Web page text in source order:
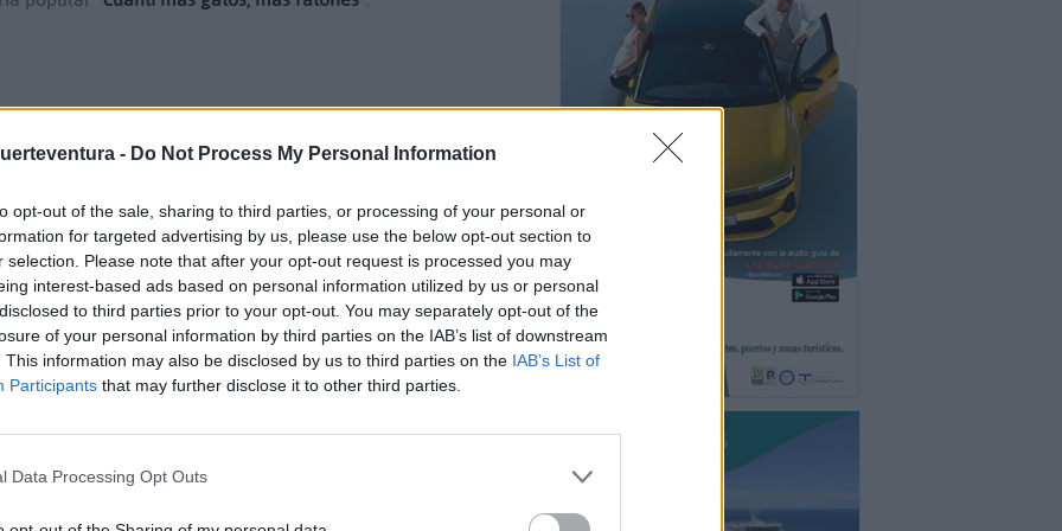
- Do Not Process My Personal Information
opt-out of the sale, sharing to third parties, or processing of your personal or
for targeted advertising by us, please use the below opt-out section to
selection. Please note that after your opt-out request is processed you may
interest-based ads based on personal information utilized by us or personal
to third parties prior to your opt-out. You may separately opt-out of the
of your personal information by third parties on the IAB’s list of downstream
This information may also be disclosed by us to third parties on the IAB’s List of
Participants that may further disclose it to other third parties.
Data Processing Opt Outs
por la prensa de la apertura de juicio oral a Mario
presunto delito de prevaricación administrativa, y se
dos de sus máximas figuras insulares pasando por el juicio
la fiscalía del Supremo y pide la imputación de
continuada en el Caso Reparos.
parecer un juicio menor, ya que se trata de contrataciones
maquinaria para los vecinos, el ministerio fiscal apuntaba
estado efectuando de forma irregular durante al menos
más en el juicio mediático, máxime cuando en próximas
de Coalición Canaria a la presidencia del Gobierno
investigado podría poner los focos sobre su figura, de